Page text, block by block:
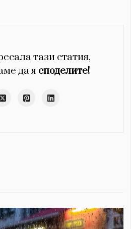
тази статия,
да я споделите!